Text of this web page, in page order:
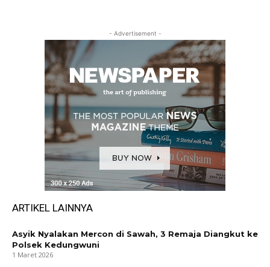
- Advertisement -
ARTIKEL LAINNYA
Asyik Nyalakan Mercon di Sawah, 3 Remaja Diangkut ke
Polsek Kedungwuni
1 Maret 2026